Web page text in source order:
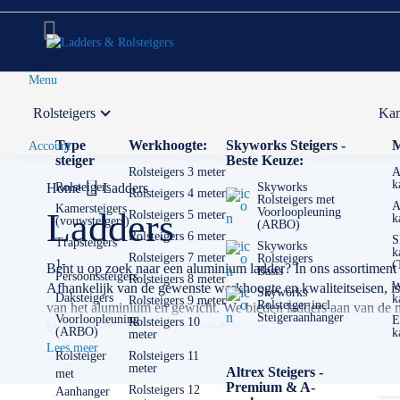
Menu
Rolsteigers
Type
steiger
Rolsteigers
Kamersteigers
(vouwsteigers)
Trapsteigers
1-
Persoonssteigers
Daksteigers
Voorloopleuning
(ARBO)
Rolsteiger
met
Aanhanger
Werkhoogte:
Rolsteigers 3 meter
Rolsteigers 4 meter
Rolsteigers 5 meter
Rolsteigers 6 meter
Rolsteigers 7 meter
Rolsteigers 8 meter
Rolsteigers 9 meter
Rolsteigers 10
meter
Rolsteigers 11
meter
Rolsteigers 12
Skyworks Steigers -
Beste Keuze:
Skyworks
Rolsteigers met
Voorloopleuning
(ARBO)
Skyworks
Rolsteigers
Basis
Skyworks
Rolsteiger incl.
Steigeraanhanger
Altrex Steigers -
Premium & A-
Account
Home Ladders
Ladders
Bent u op zoek naar een aluminium ladder? In ons
Afhankelijk van de gewenste werkhoogte en kwaliteitseisen,
van het aluminium en gewicht. We bieden ladders aan van
kunt u onderaan de pagina vinden.
Als het om ladders gaat is de keuze echt enorm. Het is erg
kleine en lichte ladder misschien het beste. Heeft u veel
Lees meer